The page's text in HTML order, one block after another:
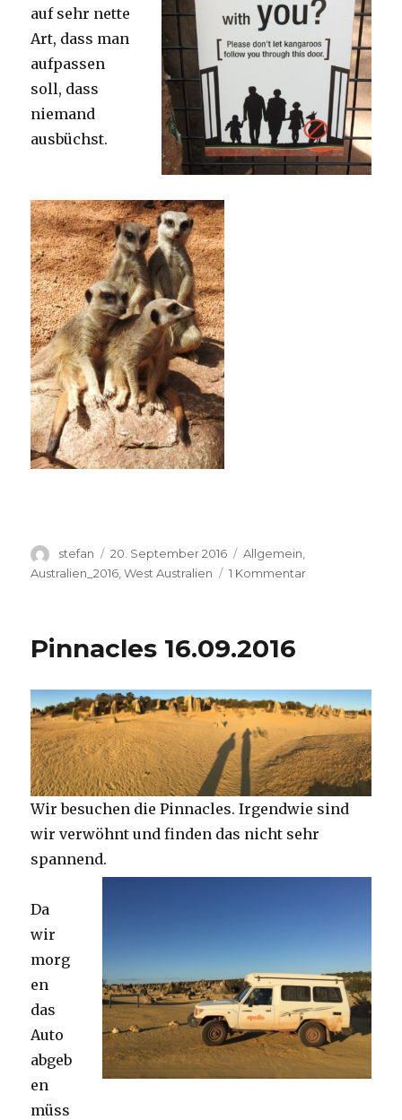
auf sehr nette
Art, dass man
aufpassen
soll, dass
niemand
ausbüchst.
Autor
stefan
Veröffentlicht
am
20. September 2016 Kategorien
Allgemein,
Australien_2016 ,West Australien 1 Kommentarzu
Pinnacles 16.09.2016
Wir besuchen die Pinnacles. Irgendwie sind
wir verwöhnt und finden das nicht sehr
spannend.
Da
wir
morg
en
das
Auto
abgeb
en
müss